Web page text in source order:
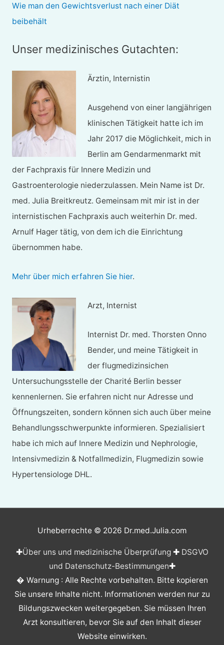
Wie man den Gewichtsverlust nach einer Diät
beibehält
Unser medizinisches Gutachten:
Ärztin, Internistin
Ausgehend von einer langjährigen
klinischen Tätigkeit hatte ich im
Jahr 2017 die Möglichkeit, mich in
Berlin am Gendarmenmarkt mit
der Fachpraxis für Innere Medizin und
Gastroenterologie niederzulassen. Mein Name ist Dr.
med. Julia Breitkreutz. Gemeinsam mit mir ist in der
internistischen Fachpraxis auch weiterhin Dr. med.
Arnulf Hager tätig, von dem ich die Einrichtung
übernommen habe.
Mehr über mich erfahren Sie hier.
Arzt, Internist
Internist Dr. med. Thorsten Onno
Bender, und meine Tätigkeit in
der flugmedizinsichen
Untersuchungsstelle der Charité Berlin besser
kennenlernen. Sie erfahren nicht nur Adresse und
Öffnungszeiten, sondern können sich auch über meine
Behandlungsschwerpunkte informieren. Spezialisiert
habe ich mich auf Innere Medizin und Nephrologie,
Intensivmedizin & Notfallmedizin, Flugmedizin sowie
Hypertensiologe DHL.
Urheberrechte © 2026 Dr.med.Julia.com
✚Über uns und medizinische Überprüfung✚ DSGVO
und Datenschutz-Bestimmungen✚
� Warnung : Alle Rechte vorbehalten. Bitte kopieren
Sie unsere Inhalte nicht. Informationen werden nur zu
Bildungszwecken weitergegeben. Sie müssen Ihren
Arzt konsultieren, bevor Sie auf den Inhalt dieser
Website einwirken.